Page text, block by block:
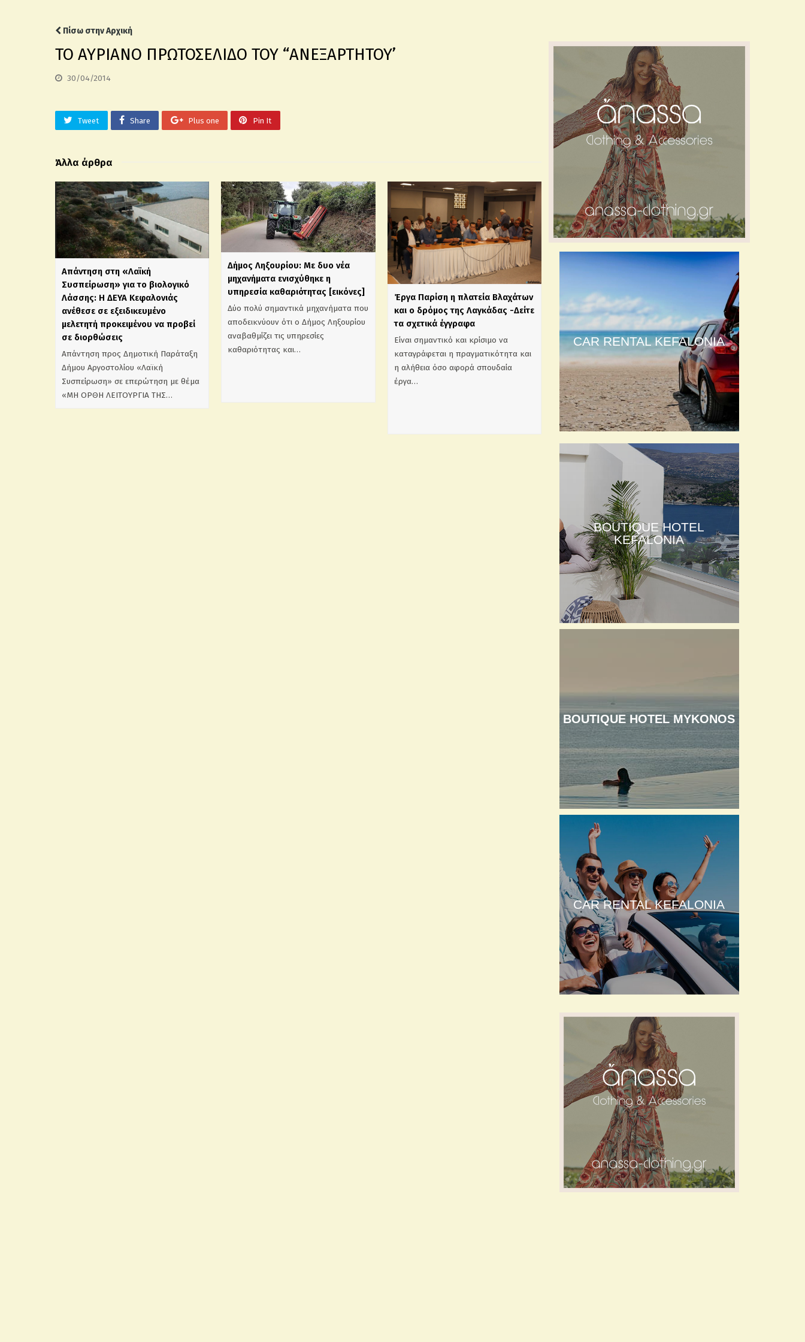
Πίσω στην Αρχική
ΤΟ ΑΥΡΙΑΝΟ ΠΡΩΤΟΣΕΛΙΔΟ ΤΟΥ “ΑΝΕΞΑΡΤΗΤΟΥ’
30/04/2014
Tweet Share Plus one Pin It
Άλλα άρθρα
Απάντηση στη «Λαϊκή
Συσπείρωση» για το βιολογικό
Λάσσης: Η ΔΕΥΑ Κεφαλονιάς
ανέθεσε σε εξειδικευμένο
μελετητή προκειμένου να προβεί
σε διορθώσεις
Απάντηση προς Δημοτική Παράταξη
Δήμου Αργοστολίου «Λαϊκή
Συσπείρωση» σε επερώτηση με θέμα
«ΜΗ ΟΡΘΗ ΛΕΙΤΟΥΡΓΙΑ ΤΗΣ…
Δήμος Ληξουρίου: Με δυο νέα
μηχανήματα ενισχύθηκε η
υπηρεσία καθαριότητας [εικόνες]
Δύο πολύ σημαντικά μηχανήματα που
αποδεικνύουν ότι ο Δήμος Ληξουρίου
αναβαθμίζει τις υπηρεσίες
καθαριότητας και…
Έργα Παρίση η πλατεία Βλαχάτων
και ο δρόμος της Λαγκάδας -Δείτε
τα σχετικά έγγραφα
Είναι σημαντικό και κρίσιμο να
καταγράφεται η πραγματικότητα και
η αλήθεια όσο αφορά σπουδαία
έργα…
CAR RENTAL KEFALONIA
BOUTIQUE HOTEL
KEFALONIA
BOUTIQUE HOTEL MYKONOS
CAR RENTAL KEFALONIA